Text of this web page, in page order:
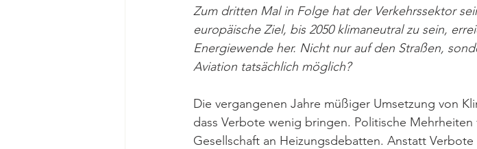
Zum dritten Mal in Folge hat der Verkehrssektor
europäische Ziel, bis 2050 klimaneutral zu sein,
Energiewende her. Nicht nur auf den Straßen,
Aviation tatsächlich möglich?
Die vergangenen Jahre müßiger Umsetzung von
dass Verbote wenig bringen. Politische
Gesellschaft an Heizungsdebatten. Anstatt